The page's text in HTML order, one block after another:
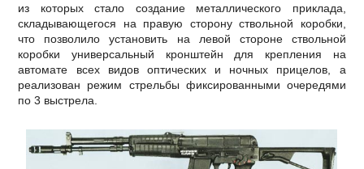
из которых стало создание металлического приклада,
складывающегося на правую сторону ствольной коробки,
что позволило установить на левой стороне ствольной
коробки универсальный кронштейн для крепления на
автомате всех видов оптических и ночных прицелов, а
реализован режим стрельбы фиксированными очередями
по 3 выстрела.